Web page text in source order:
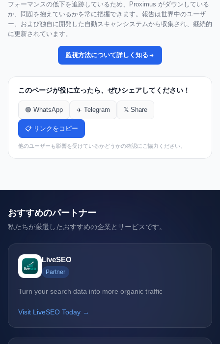
フォーマンスの低下を追跡しているため、Proximus がダウンしている
か、問題を抱えているかを常に把握できます。報告は世界中のユーザ
ー、および独自に開発した自動スキャンシステムから収集され、継続的
に更新されています。
監視方法について詳しく知る
このページが役に立ったら、ぜひシェアしてください！
🟢 WhatsApp ✈️ Telegram 𝕏 Share
📋 リンクをコピー
他のユーザーも影響を受けているかどうかの確認にご協力ください。
おすすめのパートナー
私たちが厳選したおすすめの企業とサービスです。
LiveSEO
Partner
Turn your search data into more organic traffic
Visit LiveSEO Today →